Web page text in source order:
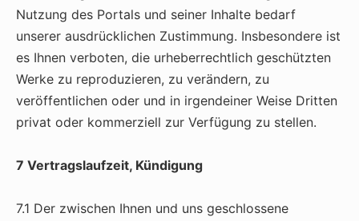
Nutzung des Portals und seiner Inhalte bedarf
unserer ausdrücklichen Zustimmung. Insbesondere ist
es Ihnen verboten, die urheberrechtlich geschützten
Werke zu reproduzieren, zu verändern, zu
veröffentlichen oder und in irgendeiner Weise Dritten
privat oder kommerziell zur Verfügung zu stellen.
7 Vertragslaufzeit, Kündigung
7.1 Der zwischen Ihnen und uns geschlossene